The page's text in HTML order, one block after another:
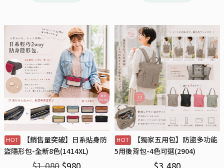
【銷售量突破】日系貼身防
盜隱形包-全新8色(1414XL)
【獨家五用包】防盜多功能
5用後背包-4色可選(2904)